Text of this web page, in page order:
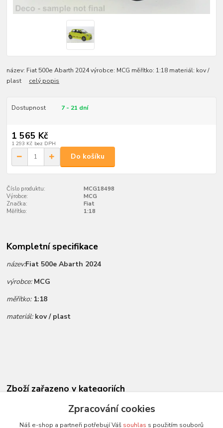
název: Fiat 500e Abarth 2024 výrobce: MCG měřítko: 1:18 materiál: kov /
plast celý popis
Dostupnost 7 - 21 dní
1 565 Kč
1 293 Kč bez DPH
Do košíku
Číslo produktu:
MCG18498
Výrobce:
MCG
Značka:
Fiat
Měřítko:
1:18
Kompletní specifikace
název:Fiat 500e Abarth 2024
výrobce: MCG
měřítko: 1:18
materiál: kov / plast
Zboží zařazeno v kategoriích
Novinky dle data přidání
Všechny modely
Zpracování cookies
Náš e-shop a partneři potřebují Váš souhlas s použitím souborů